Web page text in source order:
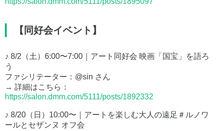
【同好会イベント】
♪ 8/2（土）6:00〜7:00｜アート同好会 映画「国宝」を語ろ
う
ファシリテーター：@sin さん
→ 詳細はこちら：
https://salon.dmm.com/5111/posts/1892332
♪ 8/20（日）10:00〜｜アートを楽しむ大人の遠足＃ルノワ
ールとセザンヌ オフ会